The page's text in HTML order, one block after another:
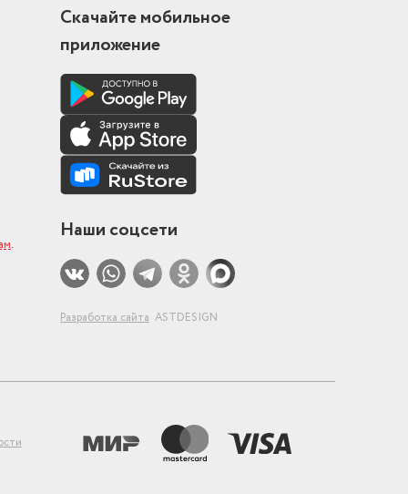
.
Скачайте мобильное
приложение
Наши соцсети
Разработка сайта ASTDESIGN